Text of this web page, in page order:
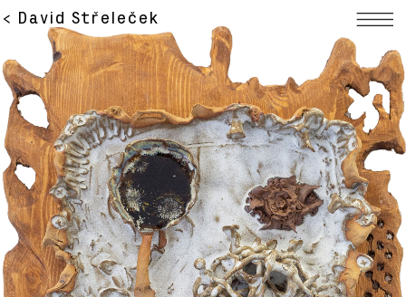
< David Střeleček